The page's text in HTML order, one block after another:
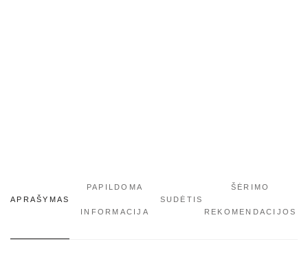
APRAŠYMAS
PAPILDOMA
INFORMACIJA
SUDĖTIS
ŠĖRIMO
REKOMENDACIJOS